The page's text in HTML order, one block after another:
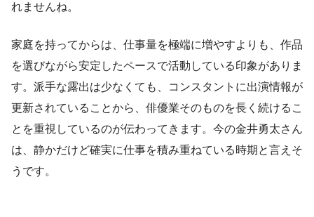
れませんね。
家庭を持ってからは、仕事量を極端に増やすよりも、作品
を選びながら安定したペースで活動している印象がありま
す。派手な露出は少なくても、コンスタントに出演情報が
更新されていることから、俳優業そのものを長く続けるこ
とを重視しているのが伝わってきます。今の金井勇太さん
は、静かだけど確実に仕事を積み重ねている時期と言えそ
うです。